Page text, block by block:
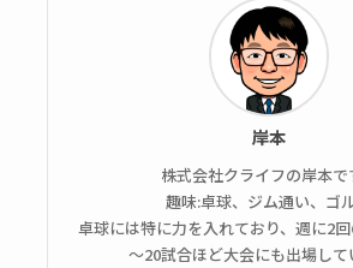
岸本
株式会社クライフの岸本で
趣味:卓球、ジム通い、ゴ
卓球には特に力を入れており、週に2
～20試合ほど大会にも出場して